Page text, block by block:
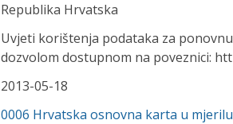
Republika Hrvatska
Uvjeti korištenja podataka za
dozvolom dostupnom na poveznici:
2013-05-18
0006 Hrvatska osnovna karta u mjerilu